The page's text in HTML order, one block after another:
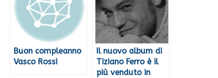
Buon compleanno
Vasco Rossi
Il nuovo album di
Tiziano Ferro è il
più venduto in